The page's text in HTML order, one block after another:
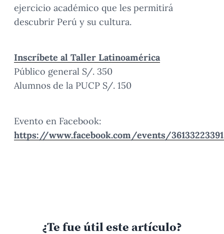
ejercicio académico que les permitirá
descubrir Perú y su cultura.
Inscríbete al Taller Latinoamérica
Público general S/. 350
Alumnos de la PUCP S/. 150
Evento en Facebook:
https://www.facebook.com/events/
¿Te fue útil este artículo?